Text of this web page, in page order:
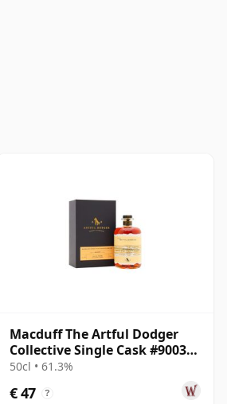
Macduff The Artful Dodger
Collective Single Cask #900362
2011 12 jaar oud
50cl • 61.3%
€ 47 ?